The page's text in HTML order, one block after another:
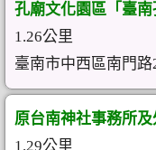
孔廟文化園區「臺南
1.26公里
臺南市中西區南門路
原台南神社事務所及
1.29公里